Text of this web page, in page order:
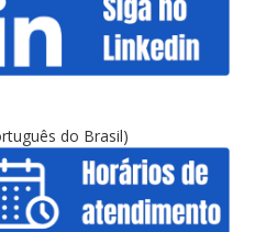
do Brasil)